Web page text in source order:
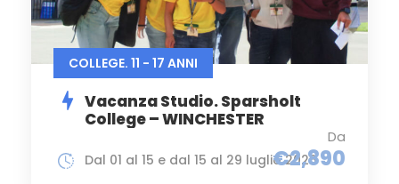
COLLEGE. 11 - 17 ANNI
Vacanza Studio. Sparsholt
College – WINCHESTER
Da
€2,890
Dal 01 al 15 e dal 15 al 29 luglio 2026